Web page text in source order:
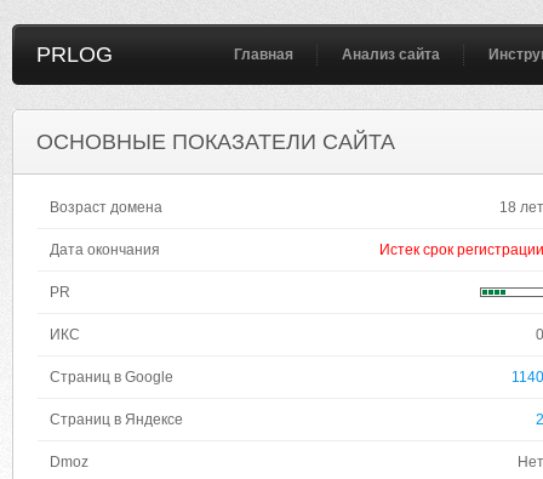
PRLOG Главная Анализ сайта
ОСНОВНЫЕ ПОКАЗАТЕЛИ САЙТА
Возраст домена 18 лет
Дата окончания Истек срок регистрации
PR
ИКС 0
Страниц в Google 1140
Страниц в Яндексе 2
Dmoz Нет